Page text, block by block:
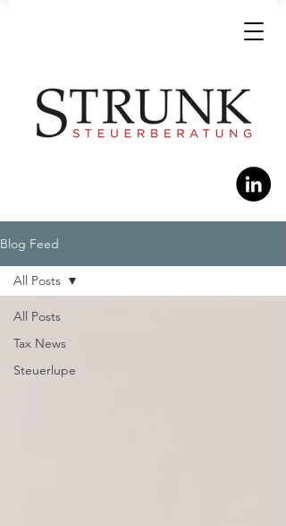
Blog Feed
All Posts
Tax News
Steuerlupe
All Posts